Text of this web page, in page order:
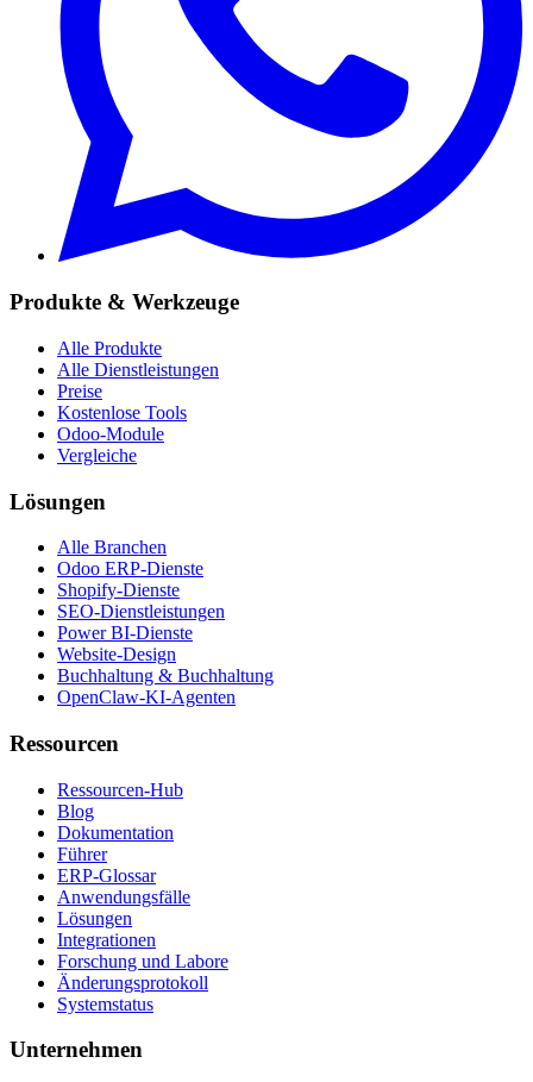
Produkte & Werkzeuge
Alle Produkte
Alle Dienstleistungen
Preise
Kostenlose Tools
Odoo-Module
Vergleiche
Lösungen
Alle Branchen
Odoo ERP-Dienste
Shopify-Dienste
SEO-Dienstleistungen
Power BI-Dienste
Website-Design
Buchhaltung & Buchhaltung
OpenClaw-KI-Agenten
Ressourcen
Ressourcen-Hub
Blog
Dokumentation
Führer
ERP-Glossar
Anwendungsfälle
Lösungen
Integrationen
Forschung und Labore
Änderungsprotokoll
Systemstatus
Unternehmen